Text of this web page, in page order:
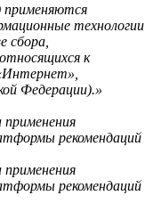
применяются
технологии
сбора,
к
Федерации).»
рекомендаций
рекомендаций